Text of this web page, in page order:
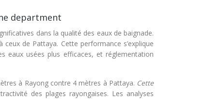
department
dans la qualité des eaux de baignade.
de Pattaya. Cette performance s’explique
eaux usées plus efficaces, et réglementation
à Rayong contre 4 mètres à Pattaya. Cette
des plages rayongaises. Les analyses